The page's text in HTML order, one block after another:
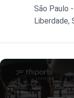
São Paulo
Liberdade,